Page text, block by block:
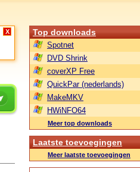
X Top downloads
Spotnet
DVD Shrink
coverXP Free
QuickPar (nederlands)
MakeMKV
HWiNFO64
Meer top downloads
Laatste toevoegingen
Meer laatste toevoegingen